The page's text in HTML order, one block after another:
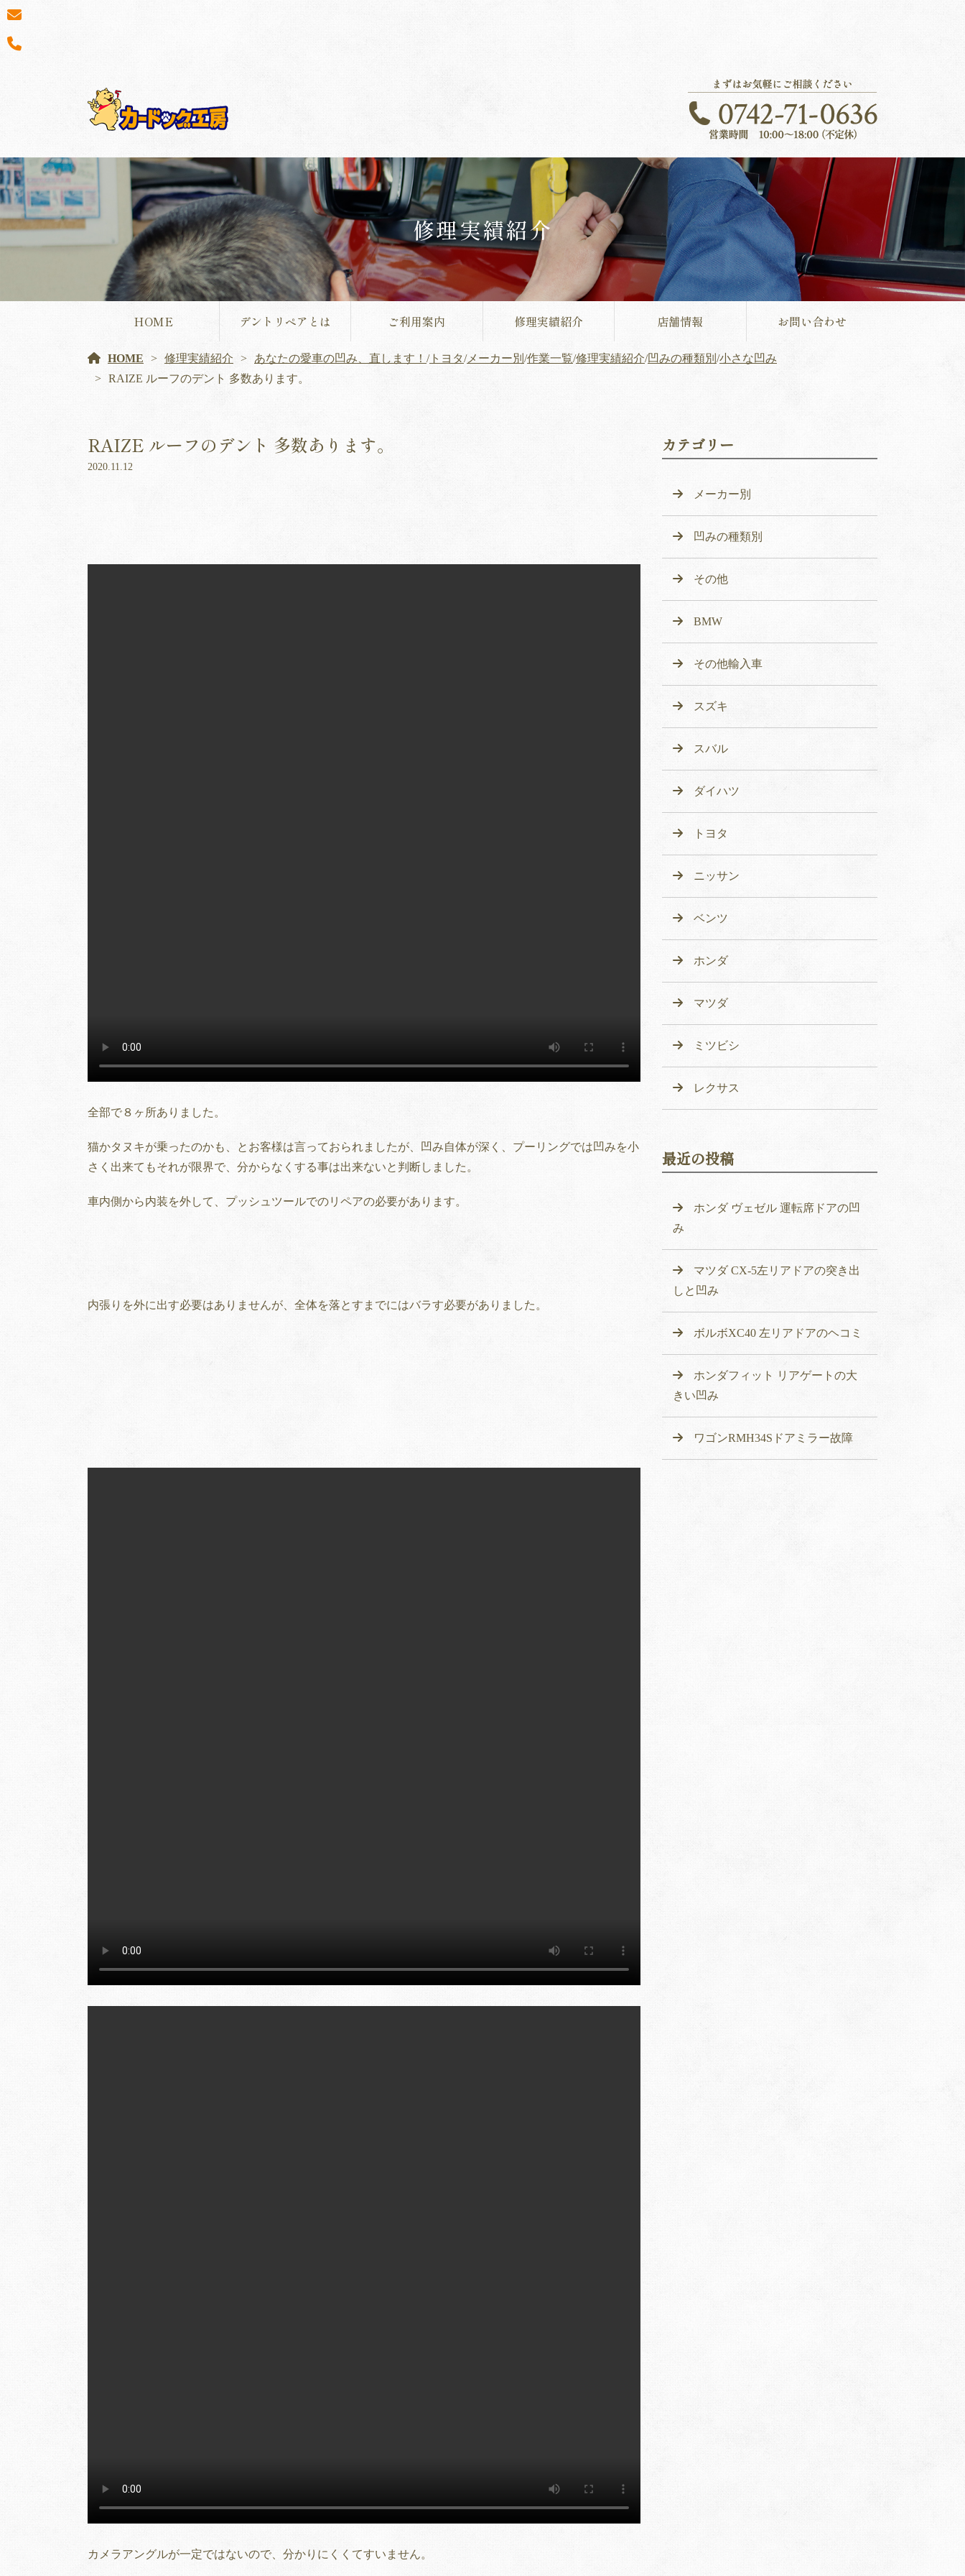
修理実績紹介
HOME デントリペアとは ご利用案内 修理実績紹介 店舗情報 お問い合わせ
HOME 修理実績紹介 あなたの愛車の凹み、直します！ /トヨタ/メーカー別 /作業一覧/修理実績紹介/凹みの種類別 /小さな凹み
RAIZE ルーフのデント 多数あります。
RAIZE ルーフのデント 多数あります。
2020.11.12
全部で８ヶ所ありました。
猫かタヌキが乗ったのかも、とお客様は言っておられましたが、凹み自体が深く、プーリングでは凹みを小
さく出来てもそれが限界で、分からなくする事は出来ないと判断しました。
車内側から内装を外して、プッシュツールでのリペアの必要があります。
内張りを外に出す必要はありませんが、全体を落とすまでにはバラす必要がありました。
カメラアングルが一定ではないので、分かりにくくてすいません。
カテゴリー
メーカー別
凹みの種類別
その他
BMW
その他輸入車
スズキ
スバル
ダイハツ
トヨタ
ニッサン
ベンツ
ホンダ
マツダ
ミツビシ
レクサス
最近の投稿
ホンダ ヴェゼル 運転席ドアの凹
み
マツダ CX-5左リアドアの突き出
しと凹み
ボルボXC40 左リアドアのヘコミ
ホンダフィット リアゲートの大
きい凹み
ワゴンRMH34Sドアミラー故障